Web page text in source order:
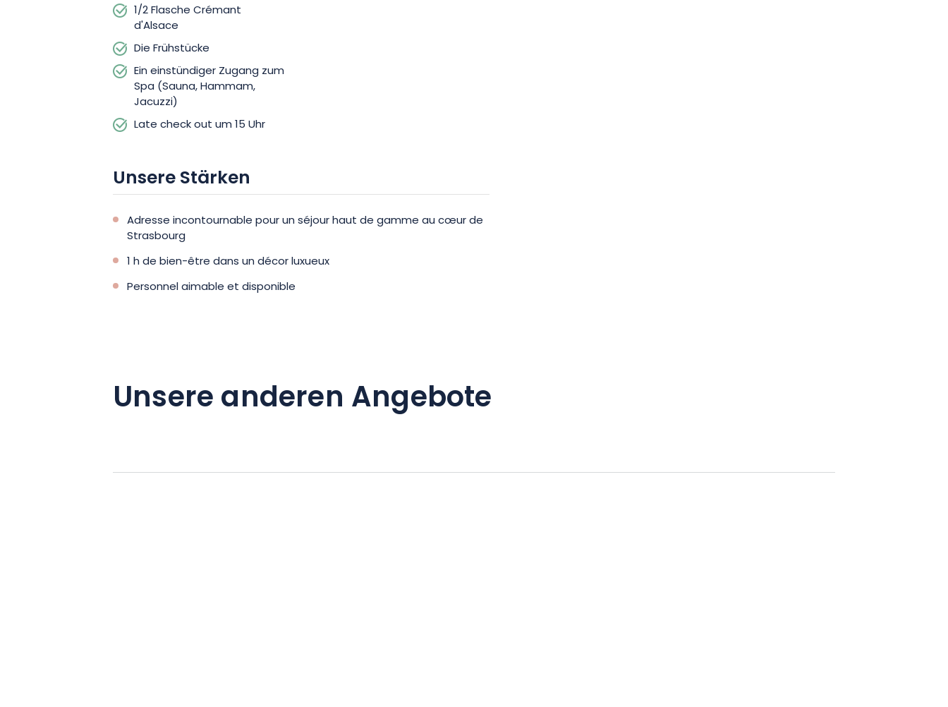
1/2 Flasche Crémant
d'Alsace
Die Frühstücke
Ein einstündiger Zugang zum
Spa (Sauna, Hammam,
Jacuzzi)
Late check out um 15 Uhr
Unsere Stärken
Adresse incontournable pour un séjour haut de gamme au cœur de
Strasbourg
1 h de bien-être dans un décor luxueux
Personnel aimable et disponible
Unsere anderen Angebote